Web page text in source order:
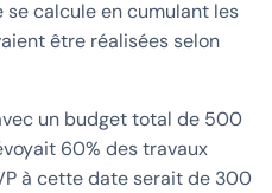
se calcule en cumulant les
être réalisées selon
un budget total de 500
60% des travaux
à cette date serait de 300